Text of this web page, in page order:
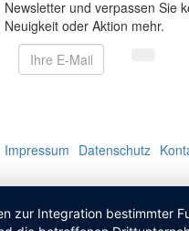
Newsletter und verpassen Sie
Neuigkeit oder Aktion mehr.
Impressum Datenschutz
Integration bestimmter